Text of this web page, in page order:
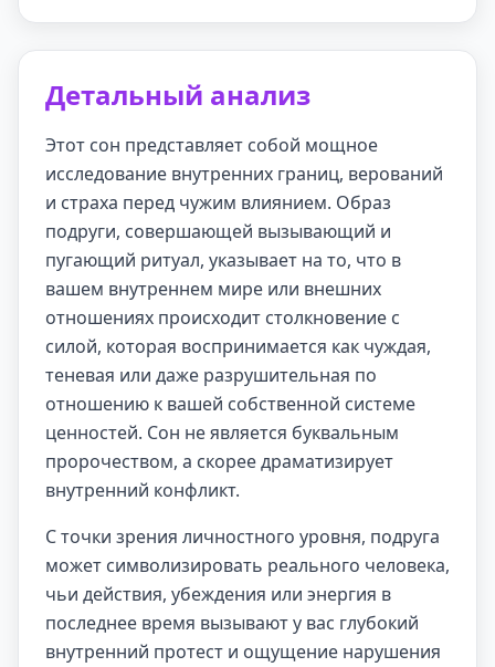
Детальный анализ
Этот сон представляет собой мощное
исследование внутренних границ, верований
и страха перед чужим влиянием. Образ
подруги, совершающей вызывающий и
пугающий ритуал, указывает на то, что в
вашем внутреннем мире или внешних
отношениях происходит столкновение с
силой, которая воспринимается как чуждая,
теневая или даже разрушительная по
отношению к вашей собственной системе
ценностей. Сон не является буквальным
пророчеством, а скорее драматизирует
внутренний конфликт.
С точки зрения личностного уровня, подруга
может символизировать реального человека,
чьи действия, убеждения или энергия в
последнее время вызывают у вас глубокий
внутренний протест и ощущение нарушения